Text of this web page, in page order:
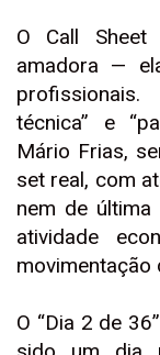
O Call
amadora —
técnica” e
Mário Frias,
set real, com
nem de
atividade
movimentação
O “Dia 2 de